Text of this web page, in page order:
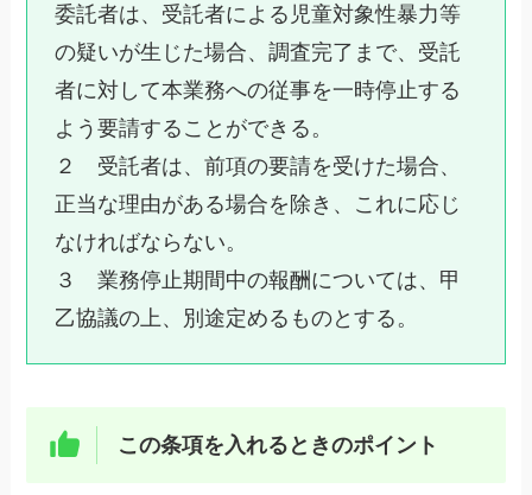
委託者は、受託者による児童対象性暴力等
の疑いが生じた場合、調査完了まで、受託
者に対して本業務への従事を一時停止する
よう要請することができる。
２ 受託者は、前項の要請を受けた場合、
正当な理由がある場合を除き、これに応じ
なければならない。
３ 業務停止期間中の報酬については、甲
乙協議の上、別途定めるものとする。
この条項を入れるときのポイント